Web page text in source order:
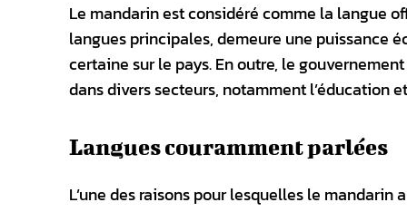
Le mandarin est considéré comme la langue
langues principales, demeure une puissance
certaine sur le pays. En outre, le
dans divers secteurs, notamment l’éducation
Langues couramment parlées
L’une des raisons pour lesquelles le